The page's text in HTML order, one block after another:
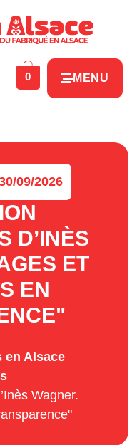
0 MENU
09/2026
D’INÈS
ET
EN
en Alsace
Wagner.